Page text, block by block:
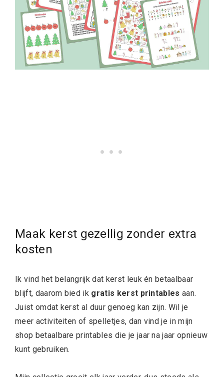
Maak kerst gezellig zonder extra
kosten
Ik vind het belangrijk dat kerst leuk én betaalbaar
blijft, daarom bied ik gratis kerst printables aan.
Juist omdat kerst al duur genoeg kan zijn. Wil je
meer activiteiten of spelletjes, dan vind je in mijn
shop betaalbare printables die je jaar na jaar opnieuw
kunt gebruiken.